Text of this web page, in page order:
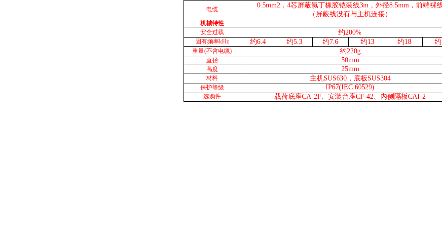
电缆
0.5mm2，4芯屏蔽氯丁橡胶铠装线3m，外径8.5mm，前端裸
（屏蔽线没有与主机连接）
机械特性
安全过载
约200%
固有频率kHz 约6.4 约5.3 约7.6 约13 约18 约
重量(不含电缆) 约220g
直径 50mm
高度 25mm
材料 主机SUS630，底板SUS304
保护等级 IP67(IEC 60529)
选购件 载荷底座CA-2F、 安装台座CF-42、 内侧隔板CAI-2